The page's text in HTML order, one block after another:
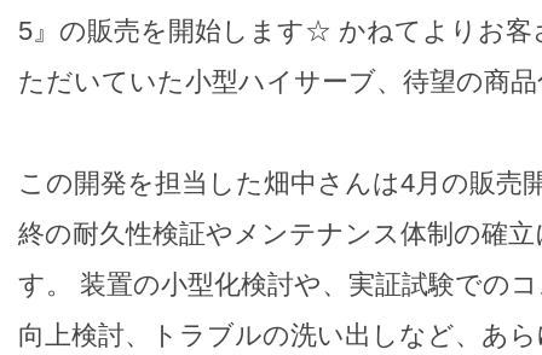
5』の販売を開始します☆ かねてよりお客
ただいていた小型ハイサーブ、待望の商
この開発を担当した畑中さんは4月の販売
終の耐久性検証やメンテナンス体制の確
す。 装置の小型化検討や、実証試験での
向上検討、トラブルの洗い出しなど、あ